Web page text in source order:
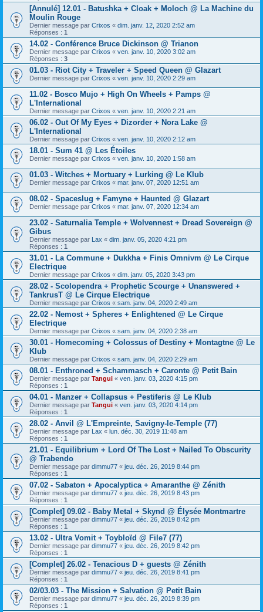
[Annulé] 12.01 - Batushka + Cloak + Moloch @ La Machine du
Moulin Rouge
Dernier message par Crixos « dim. janv. 12, 2020 2:52 am
Réponses : 1
14.02 - Conférence Bruce Dickinson @ Trianon
Dernier message par Crixos « ven. janv. 10, 2020 3:02 am
Réponses : 3
01.03 - Riot City + Traveler + Speed Queen @ Glazart
Dernier message par Crixos « ven. janv. 10, 2020 2:29 am
11.02 - Bosco Mujo + High On Wheels + Pamps @
L'International
Dernier message par Crixos « ven. janv. 10, 2020 2:21 am
06.02 - Out Of My Eyes + Dizorder + Nora Lake @
L'International
Dernier message par Crixos « ven. janv. 10, 2020 2:12 am
18.01 - Sum 41 @ Les Étoiles
Dernier message par Crixos « ven. janv. 10, 2020 1:58 am
01.03 - Witches + Mortuary + Lurking @ Le Klub
Dernier message par Crixos « mar. janv. 07, 2020 12:51 am
08.02 - Spaceslug + Famyne + Haunted @ Glazart
Dernier message par Crixos « mar. janv. 07, 2020 12:34 am
23.02 - Saturnalia Temple + Wolvennest + Dread Sovereign @
Gibus
Dernier message par Lax « dim. janv. 05, 2020 4:21 pm
Réponses : 1
31.01 - La Commune + Dukkha + Finis Omnivm @ Le Cirque
Electrique
Dernier message par Crixos « dim. janv. 05, 2020 3:43 pm
28.02 - Scolopendra + Prophetic Scourge + Unanswered +
TankrusT @ Le Cirque Electrique
Dernier message par Crixos « sam. janv. 04, 2020 2:49 am
22.02 - Nemost + Spheres + Enlightened @ Le Cirque
Electrique
Dernier message par Crixos « sam. janv. 04, 2020 2:38 am
30.01 - Homecoming + Colossus of Destiny + Montagtne @ Le
Klub
Dernier message par Crixos « sam. janv. 04, 2020 2:29 am
08.01 - Enthroned + Schammasch + Caronte @ Petit Bain
Dernier message par Tangui « ven. janv. 03, 2020 4:15 pm
Réponses : 1
04.01 - Manzer + Collapsus + Pestiferis @ Le Klub
Dernier message par Tangui « ven. janv. 03, 2020 4:14 pm
Réponses : 1
28.02 - Anvil @ L'Empreinte, Savigny-le-Temple (77)
Dernier message par Lax « lun. déc. 30, 2019 11:48 am
Réponses : 1
21.01 - Equilibrium + Lord Of The Lost + Nailed To Obscurity
@ Trabendo
Dernier message par dimmu77 « jeu. déc. 26, 2019 8:44 pm
Réponses : 1
07.02 - Sabaton + Apocalyptica + Amaranthe @ Zénith
Dernier message par dimmu77 « jeu. déc. 26, 2019 8:43 pm
Réponses : 1
[Complet] 09.02 - Baby Metal + Skynd @ Élysée Montmartre
Dernier message par dimmu77 « jeu. déc. 26, 2019 8:42 pm
Réponses : 1
13.02 - Ultra Vomit + Toybloïd @ File7 (77)
Dernier message par dimmu77 « jeu. déc. 26, 2019 8:42 pm
Réponses : 1
[Complet] 26.02 - Tenacious D + guests @ Zénith
Dernier message par dimmu77 « jeu. déc. 26, 2019 8:41 pm
Réponses : 1
02/03.03 - The Mission + Salvation @ Petit Bain
Dernier message par dimmu77 « jeu. déc. 26, 2019 8:39 pm
Réponses : 1